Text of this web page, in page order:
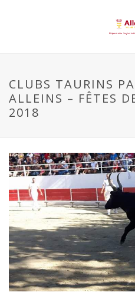
CLUBS TAURINS
ALLEINS – FÊTES
2018